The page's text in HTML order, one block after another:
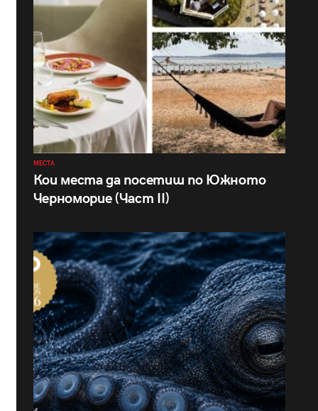
МЕСТА
Кои места да посетиш по Южното
Черноморие (Част II)